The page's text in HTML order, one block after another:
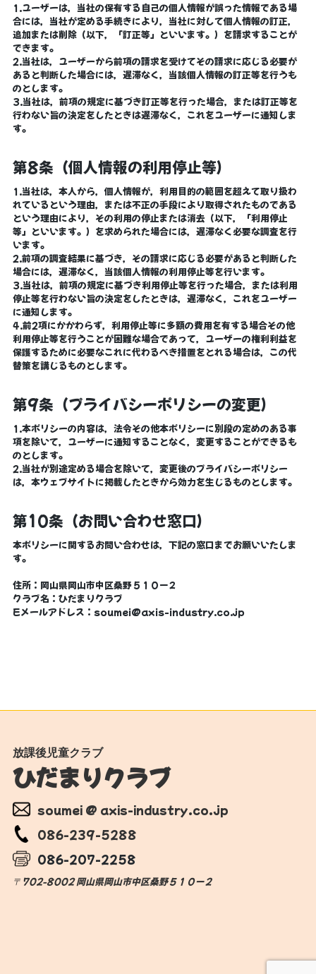
1.ユーザーは，当社の保有する自己の個人情報が誤った情報である場
合には，当社が定める手続きにより，当社に対して個人情報の訂正，
追加または削除（以下，「訂正等」といいます。）を請求することが
できます。
2.当社は，ユーザーから前項の請求を受けてその請求に応じる必要が
あると判断した場合には，遅滞なく，当該個人情報の訂正等を行うも
のとします。
3.当社は，前項の規定に基づき訂正等を行った場合，または訂正等を
行わない旨の決定をしたときは遅滞なく，これをユーザーに通知しま
す。
第8条（個人情報の利用停止等）
1.当社は，本人から，個人情報が，利用目的の範囲を超えて取り扱わ
れているという理由，または不正の手段により取得されたものである
という理由により，その利用の停止または消去（以下，「利用停止
等」といいます。）を求められた場合には，遅滞なく必要な調査を行
います。
2.前項の調査結果に基づき，その請求に応じる必要があると判断した
場合には，遅滞なく，当該個人情報の利用停止等を行います。
3.当社は，前項の規定に基づき利用停止等を行った場合，または利用
停止等を行わない旨の決定をしたときは，遅滞なく，これをユーザー
に通知します。
4.前2項にかかわらず，利用停止等に多額の費用を有する場合その他
利用停止等を行うことが困難な場合であって，ユーザーの権利利益を
保護するために必要なこれに代わるべき措置をとれる場合は，この代
替策を講じるものとします。
第9条（プライバシーポリシーの変更）
1.本ポリシーの内容は，法令その他本ポリシーに別段の定めのある事
項を除いて，ユーザーに通知することなく，変更することができるも
のとします。
2.当社が別途定める場合を除いて，変更後のプライバシーポリシー
は，本ウェブサイトに掲載したときから効力を生じるものとします。
第10条（お問い合わせ窓口）
本ポリシーに関するお問い合わせは，下記の窓口までお願いいたしま
す。
住所：岡山県岡山市中区桑野５１０−２
クラブ名：ひだまりクラブ
Eメールアドレス：soumei@axis-industry.co.jp
放課後児童クラブ
ひだまりクラブ
soumei @ axis-industry.co.jp
086-239-5288
086-207-2258
〒702-8002 岡山県岡山市中区桑野５１０−２